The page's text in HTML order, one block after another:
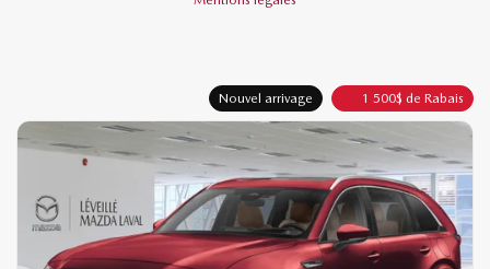
Nouvel arrivage 1 500$ de Rabais